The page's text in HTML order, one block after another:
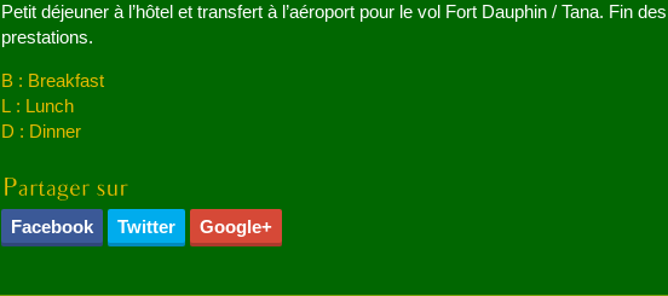
Petit déjeuner à l’hôtel et transfert à l’aéroport pour le vol Fort Dauphin / Tana. Fin des
prestations.
B : Breakfast
L : Lunch
D : Dinner
Facebook Twitter Google+